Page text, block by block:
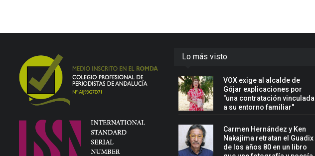
Lo más visto
VOX exige al alcalde de
Gójar explicaciones por
"una contratación vinculada
a su entorno familiar"
Carmen Hernández y Ken
Nakajima retratan el Guadix
de los años 80 en un libro